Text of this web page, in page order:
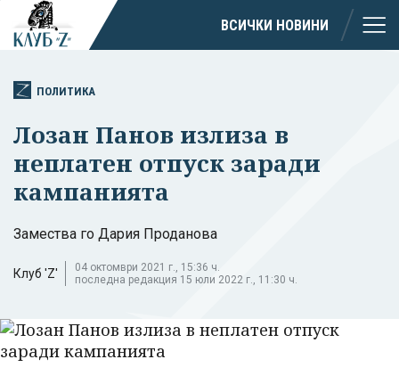
ВСИЧКИ НОВИНИ
ПОЛИТИКА
Лозан Панов излиза в
неплатен отпуск заради
кампанията
Замества го Дария Проданова
Клуб 'Z'
04 октомври 2021 г., 15:36 ч.
последна редакция 15 юли 2022 г., 11:30 ч.